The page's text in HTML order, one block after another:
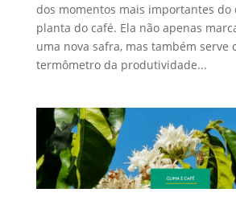
dos momentos mais importantes do
planta do café. Ela não apenas
uma nova safra, mas também serve
termômetro da produtividade...